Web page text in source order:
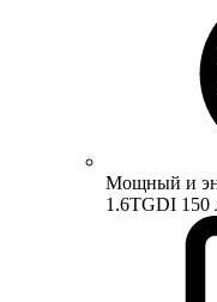
Мощный и
1.6TGDI 150